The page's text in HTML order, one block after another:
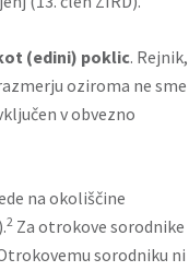
(edini) poklic. Rejnik,
oziroma ne sme
v obvezno
na okoliščine
2 Za otrokove sorodnike
sorodniku ni